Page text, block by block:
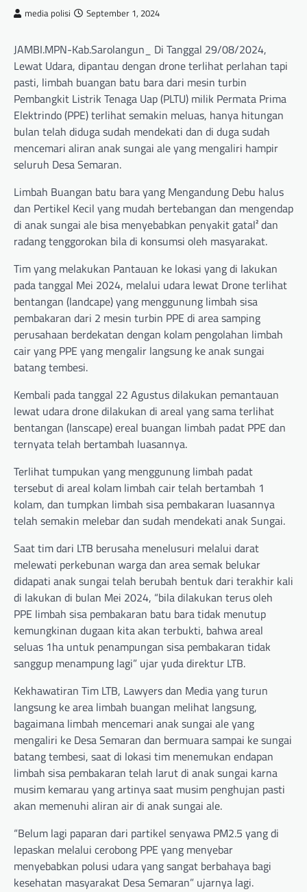
media polisi September 1, 2024
JAMBI.MPN-Kab.Sarolangun_ Di Tanggal 29/08/2024,
Lewat Udara, dipantau dengan drone terlihat perlahan tapi
pasti, limbah buangan batu bara dari mesin turbin
Pembangkit Listrik Tenaga Uap (PLTU) milik Permata Prima
Elektrindo (PPE) terlihat semakin meluas, hanya hitungan
bulan telah diduga sudah mendekati dan di duga sudah
mencemari aliran anak sungai ale yang mengaliri hampir
seluruh Desa Semaran.
Limbah Buangan batu bara yang Mengandung Debu halus
dan Pertikel Kecil yang mudah bertebangan dan mengendap
di anak sungai ale bisa menyebabkan penyakit gatal² dan
radang tenggorokan bila di konsumsi oleh masyarakat.
Tim yang melakukan Pantauan ke lokasi yang di lakukan
pada tanggal Mei 2024, melalui udara lewat Drone terlihat
bentangan (landcape) yang menggunung limbah sisa
pembakaran dari 2 mesin turbin PPE di area samping
perusahaan berdekatan dengan kolam pengolahan limbah
cair yang PPE yang mengalir langsung ke anak sungai
batang tembesi.
Kembali pada tanggal 22 Agustus dilakukan pemantauan
lewat udara drone dilakukan di areal yang sama terlihat
bentangan (lanscape) ereal buangan limbah padat PPE dan
ternyata telah bertambah luasannya.
Terlihat tumpukan yang menggunung limbah padat
tersebut di areal kolam limbah cair telah bertambah 1
kolam, dan tumpkan limbah sisa pembakaran luasannya
telah semakin melebar dan sudah mendekati anak Sungai.
Saat tim dari LTB berusaha menelusuri melalui darat
melewati perkebunan warga dan area semak belukar
didapati anak sungai telah berubah bentuk dari terakhir kali
di lakukan di bulan Mei 2024, “bila dilakukan terus oleh
PPE limbah sisa pembakaran batu bara tidak menutup
kemungkinan dugaan kita akan terbukti, bahwa areal
seluas 1ha untuk penampungan sisa pembakaran tidak
sanggup menampung lagi” ujar yuda direktur LTB.
Kekhawatiran Tim LTB, Lawyers dan Media yang turun
langsung ke area limbah buangan melihat langsung,
bagaimana limbah mencemari anak sungai ale yang
mengaliri ke Desa Semaran dan bermuara sampai ke sungai
batang tembesi, saat di lokasi tim menemukan endapan
limbah sisa pembakaran telah larut di anak sungai karna
musim kemarau yang artinya saat musim penghujan pasti
akan memenuhi aliran air di anak sungai ale.
“Belum lagi paparan dari partikel senyawa PM2.5 yang di
lepaskan melalui cerobong PPE yang menyebar
menyebabkan polusi udara yang sangat berbahaya bagi
kesehatan masyarakat Desa Semaran” ujarnya lagi.